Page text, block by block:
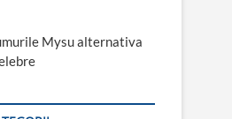
Mysu alternativa